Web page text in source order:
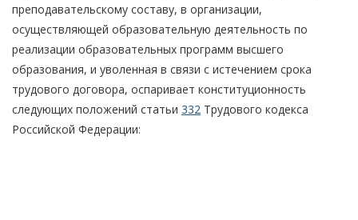
преподавательскому составу, в организации,
осуществляющей образовательную деятельность по
реализации образовательных программ высшего
образования, и уволенная в связи с истечением срока
трудового договора, оспаривает конституционность
следующих положений статьи 332 Трудового кодекса
Российской Федерации: